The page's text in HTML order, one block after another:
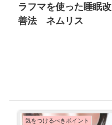
ラフマを使った睡眠改
善法 ネムリス
気をつけるべきポイント